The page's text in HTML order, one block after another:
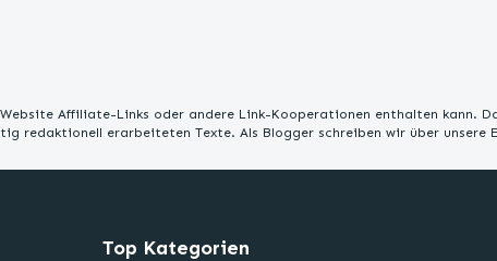
Affiliate-Links oder andere Link-Kooperationen enthalten kann.
redaktionell erarbeiteten Texte. Als Blogger schreiben wir über unsere
Top Kategorien